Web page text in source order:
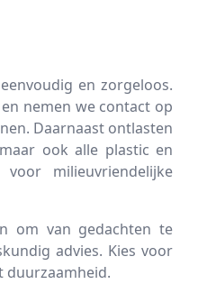
en zorgeloos.
nemen we contact op
Daarnaast ontlasten
ook alle plastic en
milieuvriendelijke
om van gedachten te
advies. Kies voor
duurzaamheid.